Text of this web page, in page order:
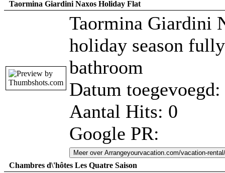
Taormina Giardini Naxos Holiday Flat
Taormina Giardini
holiday season
bathroom
Datum
Aantal Hits: 0
Google PR:
Meer over Arrangeyourvacation.com/vacation-
Chambres d\'hôtes Les Quatre Saison